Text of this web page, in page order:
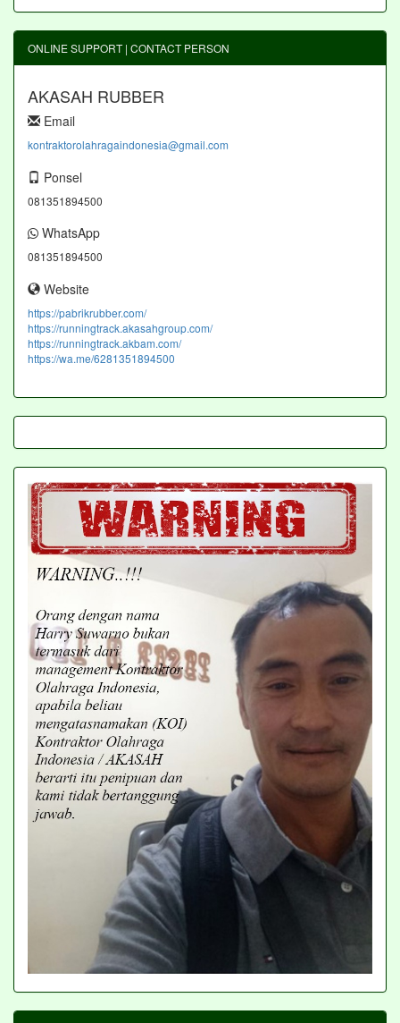
ONLINE SUPPORT | CONTACT PERSON
AKASAH RUBBER
Email
kontraktorolahragaindonesia@gmail.com
Ponsel
081351894500
WhatsApp
081351894500
Website
https://pabrikrubber.com/
https://runningtrack.akasahgroup.com/
https://runningtrack.akbam.com/
https://wa.me/6281351894500